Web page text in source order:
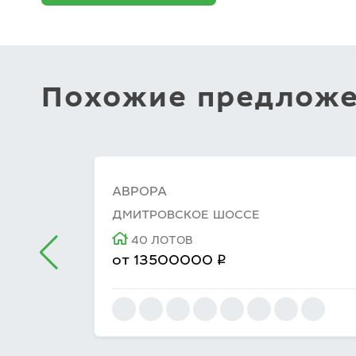
Похожие
АВРОРА
ДМИТРОВСКОЕ ШОССЕ
40 ЛОТОВ
от 13500000 q